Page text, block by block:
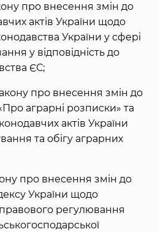
про внесення змін до
актів України щодо
України у сфері
у відповідність до
ЄС;
про внесення змін до
аграрні розписки» та
актів України
та обігу аграрних
про внесення змін до
України щодо
регулювання